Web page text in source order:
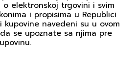
o elektronskoj trgovini i svim
i propisima u Republici
kupovine navedeni su u ovom
se upoznate sa njima pre